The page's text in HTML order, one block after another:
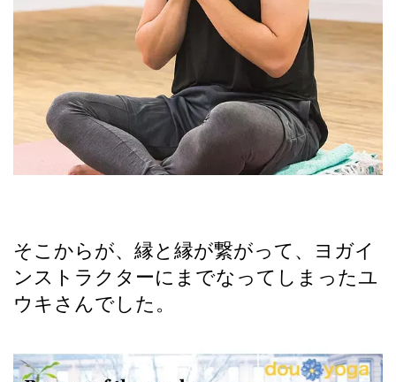
そこからが、縁と縁が繋がって、ヨガイ
ンストラクターにまでなってしまったユ
ウキさんでした。